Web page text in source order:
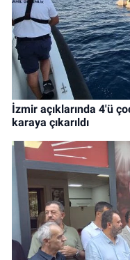
İzmir açıklarında 4'ü
karaya çıkarıldı